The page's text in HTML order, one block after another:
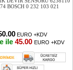
EURO +KDV
ile 45.00 EURO +KDV